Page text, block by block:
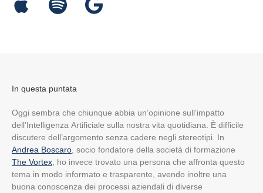
In questa puntata
Oggi sembra che chiunque abbia un’opinione sull’impatto
dell’Intelligenza Artificiale sulla nostra vita quotidiana. È difficile
discutere dell’argomento senza cadere negli stereotipi. In
Andrea Boscaro , socio fondatore della società di formazione
The Vortex , ho invece trovato una persona che affronta questo
tema in modo informato e trasparente, avendo inoltre una
buona conoscenza dei processi aziendali di diverse